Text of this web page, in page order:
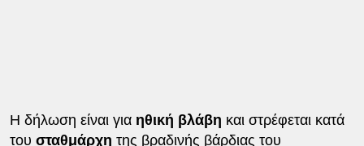
Η δήλωση είναι γιαηθική βλάβη και στρέφεται κατά
του σταθμάρχη της βραδινής βάρδιας του